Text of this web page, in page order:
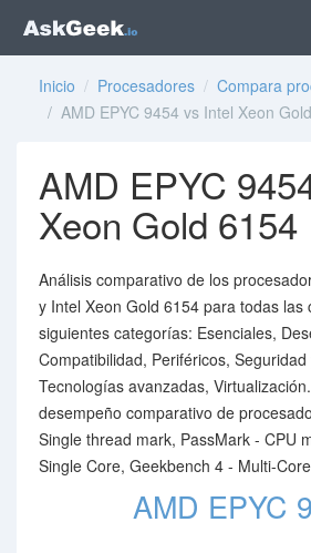
Inicio / Procesadores / Compara
/ AMD EPYC 9454 vs Intel Xeon
AMD EPYC
Xeon Gold 6154
Análisis comparativo de los
y Intel Xeon Gold 6154 para todas las
siguientes categorías: Esenciales,
Compatibilidad, Periféricos,
Tecnologías avanzadas,
desempeño comparativo de
Single thread mark, PassMark - CPU
Single Core, Geekbench 4 - Multi-
AMD EPYC